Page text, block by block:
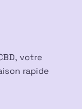
votre
rapide